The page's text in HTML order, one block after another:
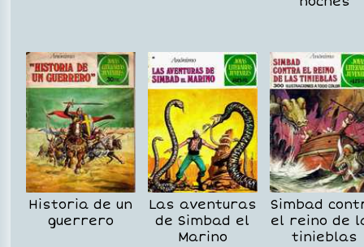
Historia de un
guerrero
Las aventuras
de Simbad el
Marino
Simbad
el reino de
tinieblas